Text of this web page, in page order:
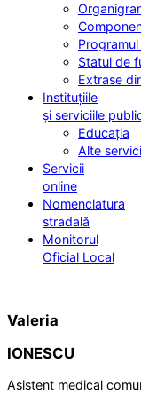
Statul de
Extrase
Instituțiile
și serviciile
Educația
Alte
Servicii
online
Nomenclatura
stradală
Monitorul
Oficial Local
Valeria
IONESCU
Asistent medical